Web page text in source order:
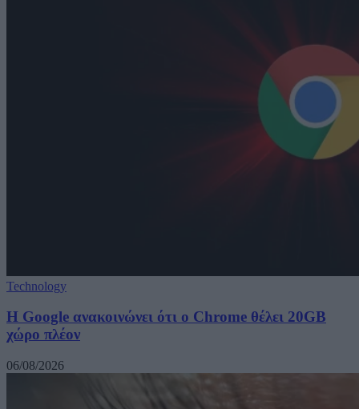
Technology
Η Google ανακοινώνει ότι ο Chrome θέλει 20GB
χώρο πλέον
06/08/2026